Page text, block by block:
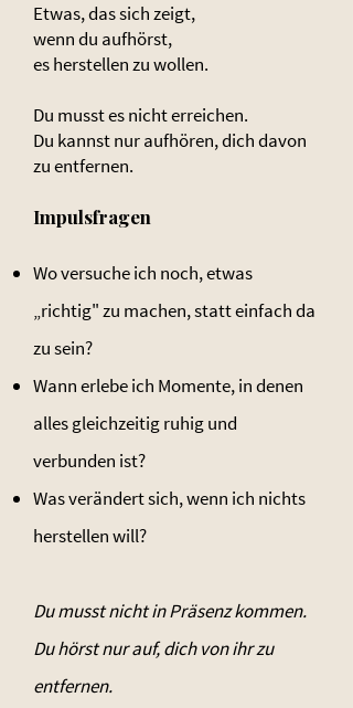
Etwas, das sich zeigt,
wenn du aufhörst,
es herstellen zu wollen.
Du musst es nicht erreichen.
Du kannst nur aufhören, dich davon
zu entfernen.
Impulsfragen
Wo versuche ich noch, etwas
„richtig" zu machen, statt einfach da
zu sein?
Wann erlebe ich Momente, in denen
alles gleichzeitig ruhig und
verbunden ist?
Was verändert sich, wenn ich nichts
herstellen will?
Du musst nicht in Präsenz kommen.
Du hörst nur auf, dich von ihr zu
entfernen.